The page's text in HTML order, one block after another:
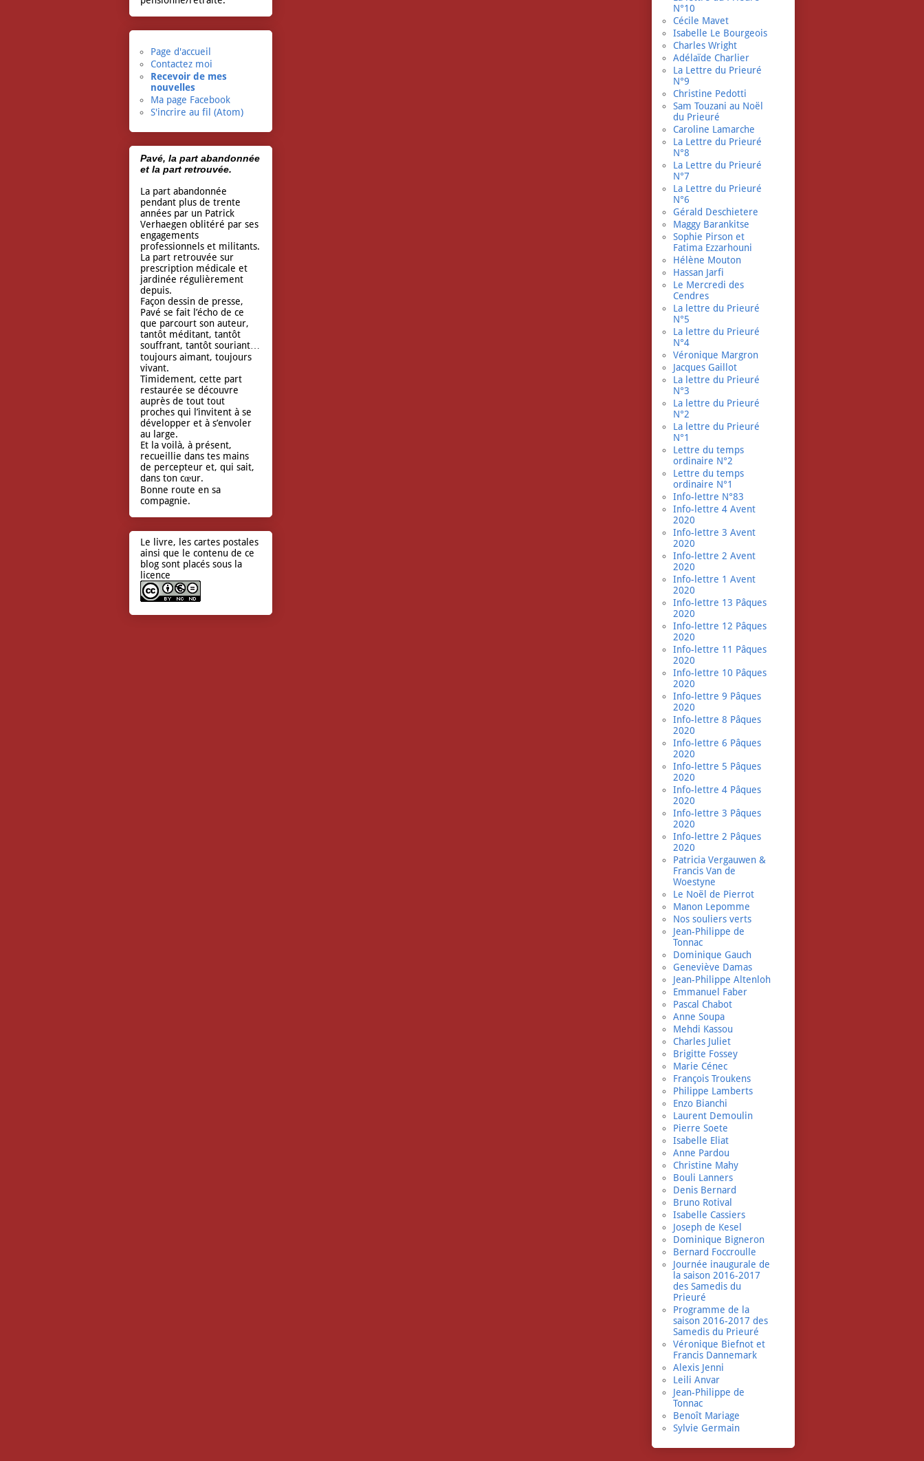
Page d'accueil
Contactez moi
Recevoir de mes
nouvelles
Ma page Facebook
S'incrire au fil (Atom)
Pavé, la part abandonnée
et la part retrouvée.
La part abandonnée
pendant plus de trente
années par un Patrick
Verhaegen oblitéré par ses
engagements
professionnels et militants.
La part retrouvée sur
prescription médicale et
jardinée régulièrement
depuis.
Façon dessin de presse,
Pavé se fait l’écho de ce
que parcourt son auteur,
tantôt méditant, tantôt
souffrant, tantôt souriant…
toujours aimant, toujours
vivant.
Timidement, cette part
restaurée se découvre
auprès de tout tout
proches qui l’invitent à se
développer et à s’envoler
au large.
Et la voilà, à présent,
recueillie dans tes mains
de percepteur et, qui sait,
dans ton cœur.
Bonne route en sa
compagnie.
Le livre, les cartes postales
ainsi que le contenu de ce
blog sont placés sous la
licence
N°10
Cécile Mavet
Isabelle Le Bourgeois
Charles Wright
Adélaïde Charlier
La Lettre du Prieuré
N°9
Christine Pedotti
Sam Touzani au Noël
du Prieuré
Caroline Lamarche
La Lettre du Prieuré
N°8
La Lettre du Prieuré
N°7
La Lettre du Prieuré
N°6
Gérald Deschietere
Maggy Barankitse
Sophie Pirson et
Fatima Ezzarhouni
Hélène Mouton
Hassan Jarfi
Le Mercredi des
Cendres
La lettre du Prieuré
N°5
La lettre du Prieuré
N°4
Véronique Margron
Jacques Gaillot
La lettre du Prieuré
N°3
La lettre du Prieuré
N°2
La lettre du Prieuré
N°1
Lettre du temps
ordinaire N°2
Lettre du temps
ordinaire N°1
Info-lettre N°83
Info-lettre 4 Avent
2020
Info-lettre 3 Avent
2020
Info-lettre 2 Avent
2020
Info-lettre 1 Avent
2020
Info-lettre 13 Pâques
2020
Info-lettre 12 Pâques
2020
Info-lettre 11 Pâques
2020
Info-lettre 10 Pâques
2020
Info-lettre 9 Pâques
2020
Info-lettre 8 Pâques
2020
Info-lettre 6 Pâques
2020
Info-lettre 5 Pâques
2020
Info-lettre 4 Pâques
2020
Info-lettre 3 Pâques
2020
Info-lettre 2 Pâques
2020
Patricia Vergauwen &
Francis Van de
Woestyne
Le Noël de Pierrot
Manon Lepomme
Nos souliers verts
Jean-Philippe de
Tonnac
Dominique Gauch
Geneviève Damas
Jean-Philippe Altenloh
Emmanuel Faber
Pascal Chabot
Anne Soupa
Mehdi Kassou
Charles Juliet
Brigitte Fossey
Marie Cénec
François Troukens
Philippe Lamberts
Enzo Bianchi
Laurent Demoulin
Pierre Soete
Isabelle Eliat
Anne Pardou
Christine Mahy
Bouli Lanners
Denis Bernard
Bruno Rotival
Isabelle Cassiers
Joseph de Kesel
Dominique Bigneron
Bernard Foccroulle
Journée inaugurale de
la saison 2016-2017
des Samedis du
Prieuré
Programme de la
saison 2016-2017 des
Samedis du Prieuré
Véronique Biefnot et
Francis Dannemark
Alexis Jenni
Leili Anvar
Jean-Philippe de
Tonnac
Benoît Mariage
Sylvie Germain